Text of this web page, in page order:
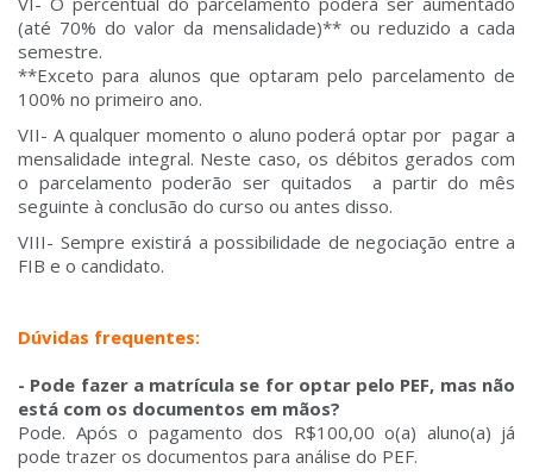
(até 70% do valor da mensalidade)** ou reduzido a cada
semestre.
**Exceto para alunos que optaram pelo parcelamento de
100% no primeiro ano.
VII- A qualquer momento o aluno poderá optar por pagar a
mensalidade integral. Neste caso, os débitos gerados com
o parcelamento poderão ser quitados a partir do mês
seguinte à conclusão do curso ou antes disso.
VIII- Sempre existirá a possibilidade de negociação entre a
FIB e o candidato.
Dúvidas frequentes:
- Pode fazer a matrícula se for optar pelo PEF, mas não
está com os documentos em mãos?
Pode. Após o pagamento dos R$100,00 o(a) aluno(a) já
pode trazer os documentos para análise do PEF.